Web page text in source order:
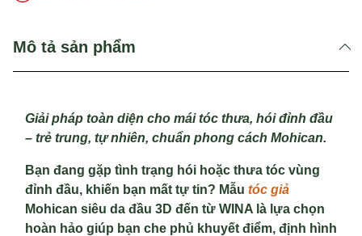
Mô tả sản phẩm
Giải pháp toàn diện cho mái tóc thưa, hói đỉnh đầu
– trẻ trung, tự nhiên, chuẩn phong cách Mohican.
Bạn đang gặp tình trạng hói hoặc thưa tóc vùng
đỉnh đầu, khiến bạn mất tự tin? Mẫu tóc giả
Mohican siêu da đầu 3D đến từ WINA là lựa chọn
hoàn hảo giúp bạn che phủ khuyết điểm, định hình